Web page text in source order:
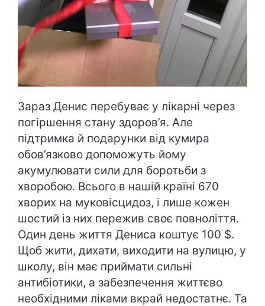
Зараз Денис перебуває у лікарні через
погіршення стану здоров’я. Але
підтримка й подарунки від кумира
обов’язково допоможуть йому
акумулювати сили для боротьби з
хворобою. Всього в нашій країні 670
хворих на муковісцидоз, і лише кожен
шостий із них пережив своє повноліття.
Один день життя Дениса коштує 100 $.
Щоб жити, дихати, виходити на вулицю, у
школу, він має приймати сильні
антибіотики, а забезпечення життєво
необхідними ліками вкрай недостатнє. Та